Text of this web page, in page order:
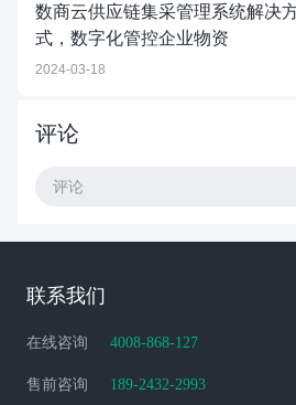
数商云供应链集采管理系统解决
式，数字化管控企业物资
2024-03-18
评论
评论
联系我们
在线咨询 4008-868-127
售前咨询 189-2432-2993